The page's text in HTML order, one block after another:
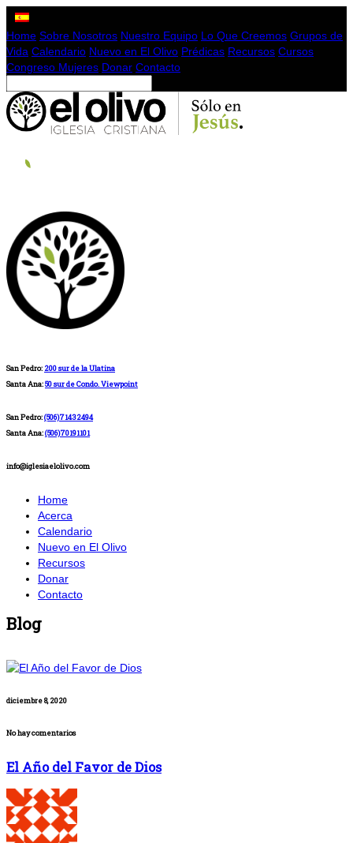
Home Sobre Nosotros Nuestro Equipo Lo Que Creemos Grupos de
Vida Calendario Nuevo en El Olivo Prédicas Recursos Cursos
Congreso Mujeres Donar Contacto
San Pedro: 200 sur de la Ulatina
Santa Ana:50 sur de Condo. Viewpoint
San Pedro:(506)71432494
Santa Ana:(506)70191101
info@iglesiaelolivo.com
Home
Acerca
Calendario
Nuevo en El Olivo
Recursos
Donar
Contacto
Blog
diciembre 8, 2020
No hay comentarios
El Año del Favor de Dios